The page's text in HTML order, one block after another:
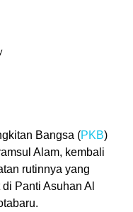
Bangsa (PKB)
Alam, kembali
rutinnya yang
Panti Asuhan Al